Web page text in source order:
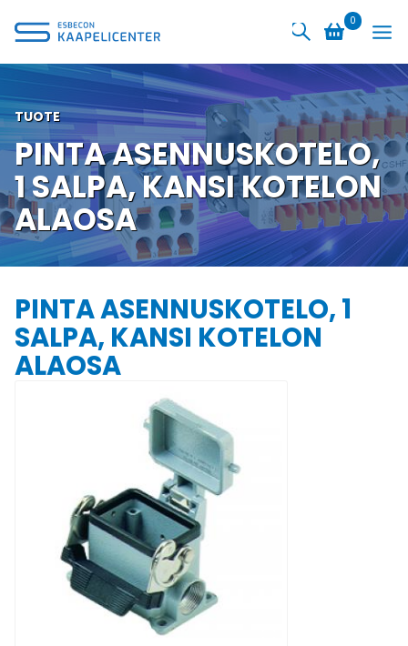
sisältöön
0
TUOTE
PINTA ASENNUSKOTELO,
1 SALPA, KANSI KOTELON
ALAOSA
PINTA ASENNUSKOTELO, 1
SALPA, KANSI KOTELON
ALAOSA